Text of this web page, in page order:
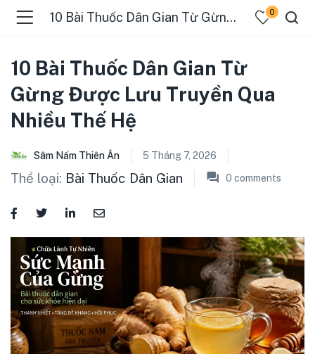
10 Bài Thuốc Dân Gian Từ Gừng Được Lưu Truyền Qua Nhiều Thế Hệ 0
10 Bài Thuốc Dân Gian Từ
Gừng Được Lưu Truyền Qua
Nhiều Thế Hệ
Sâm Nấm Thiên Ân 5 Tháng 7, 2026
Thể loại: Bài Thuốc Dân Gian 0 comments